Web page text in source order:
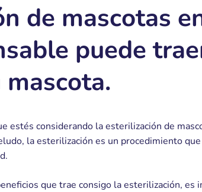
de mascotas
puede
estés considerando la esterilización de
la esterilización es un procedimiento
que trae consigo la esterilización, es